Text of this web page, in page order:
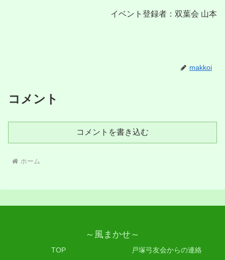
イベント登録者：双葉会 山本
makkoi
コメント
コメントを書き込む
ホーム
～風まかせ～
TOP
戸塚弓友会からの連絡